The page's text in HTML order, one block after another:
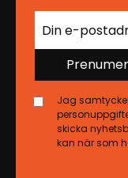
Jag
skicka
kan när som